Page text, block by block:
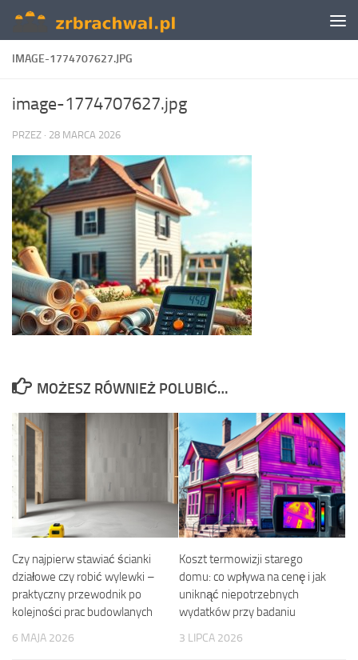
Skip to content
IMAGE-1774707627.JPG
image-1774707627.jpg
PRZEZ · 28 MARCA 2026
MOŻESZ RÓWNIEŻ POLUBIĆ…
Czy najpierw stawiać ścianki
działowe czy robić wylewki –
praktyczny przewodnik po
kolejności prac budowlanych
6 MAJA 2026
Koszt termowizji starego
domu: co wpływa na cenę i jak
uniknąć niepotrzebnych
wydatków przy badaniu
3 LIPCA 2026